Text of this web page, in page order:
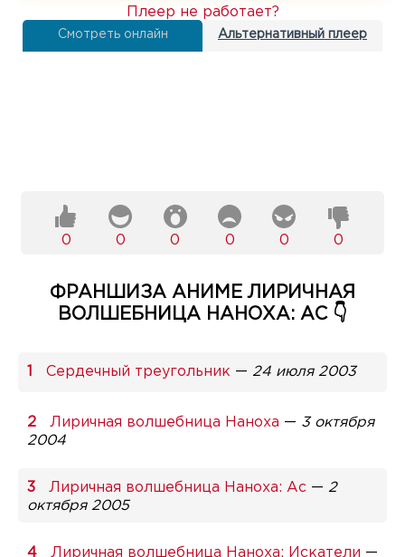
Смотреть онлайн Альтернативный плеер
Плеер не работает?
0 0 0 0 0 0
ФРАНШИЗА АНИМЕ ЛИРИЧНАЯ
ВОЛШЕБНИЦА НАНОХА: АС 👇
Сердечный треугольник — 24 июля 2003
Лиричная волшебница Наноха — 3 октября
2004
Лиричная волшебница Наноха: Ас — 2
октября 2005
Лиричная волшебница Наноха: Искатели —